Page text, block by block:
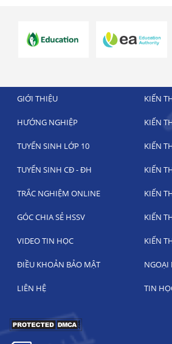
GIỚI THIỆU KIẾN
HƯỚNG NGHIỆP KIẾN
TUYỂN SINH LỚP 10 KIẾN
TUYỂN SINH CĐ - ĐH KIẾN
TRẮC NGHIỆM ONLINE KIẾN
GÓC CHIA SẺ HSSV KIẾN
VIDEO TIN HỌC KIẾN
ĐIỀU KHOẢN BẢO MẬT NGOẠI
LIÊN HỆ TIN